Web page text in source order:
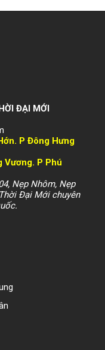
ĐẠI MỚI
P Đông Hưng
Vương. P Phú
Nẹp Nhôm, Nẹp
Đại Mới chuyên